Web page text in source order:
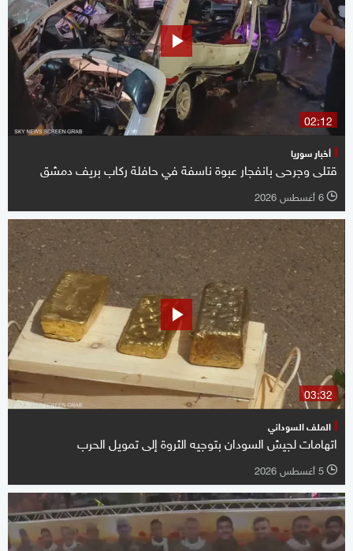
02:12
أخبار سوريا
قتلى وجرحى بانفجار عبوة ناسفة في حافلة ركاب بريف دمشق
l 6 أغسطس 2026
03:32
الملف السوداني
اتهامات لجيش السودان بتوجيه الثروة إلى تمويل الحرب
l 5 أغسطس 2026